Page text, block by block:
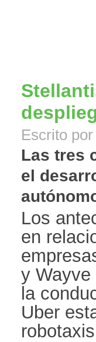
Escrito por
Las tres
el
Los
en
y
la
Uber